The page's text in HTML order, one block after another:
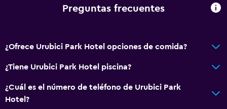
Ascensor disponible
Almohada sin plumas
Inodoro con barras de apoyo
Plantas superiores accesibles por ascensor
Preguntas frecuentes
¿Ofrece Urubici Park Hotel opciones de comida?
¿Tiene Urubici Park Hotel piscina?
¿Cuál es el número de teléfono de Urubici Park
Hotel?